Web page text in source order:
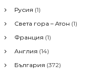
Русия (1)
Света гора – Атон (1)
Франция (1)
Англия (14)
България (372)